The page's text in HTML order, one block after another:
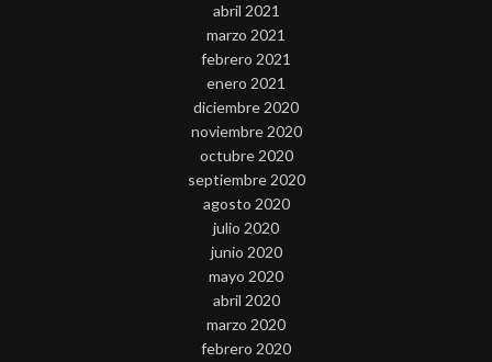
abril 2021
marzo 2021
febrero 2021
enero 2021
diciembre 2020
noviembre 2020
octubre 2020
septiembre 2020
agosto 2020
julio 2020
junio 2020
mayo 2020
abril 2020
marzo 2020
febrero 2020